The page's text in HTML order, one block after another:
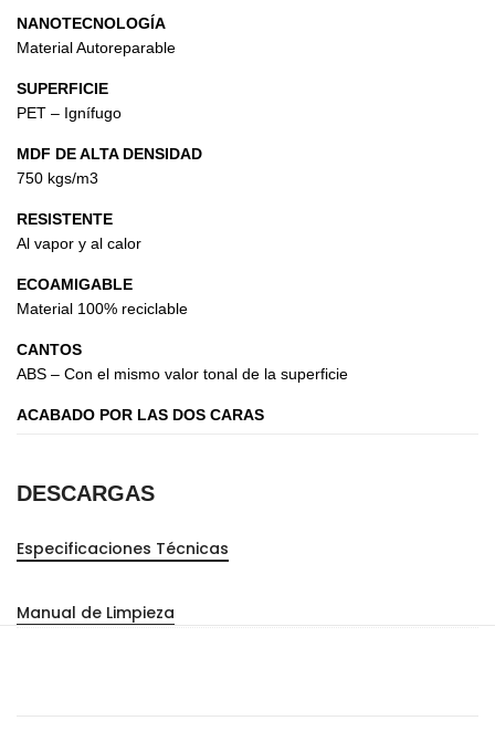
NANOTECNOLOGÍA
Material Autoreparable
SUPERFICIE
PET – Ignífugo
MDF DE ALTA DENSIDAD
750 kgs/m3
RESISTENTE
Al vapor y al calor
ECOAMIGABLE
Material 100% reciclable
CANTOS
ABS – Con el mismo valor tonal de la superficie
ACABADO POR LAS DOS CARAS
DESCARGAS
Especificaciones Técnicas
Manual de Limpieza